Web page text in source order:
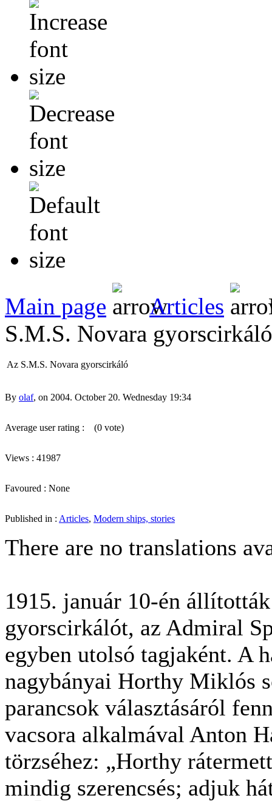
Main page Articles
S.M.S. Novara gyorscirkáló
Az S.M.S. Novara gyorscirkáló
By olaf, on 2004. October 20. Wednesday 19:34
Average user rating : (0 vote)
Views : 41987
Favoured : None
Published in : Articles, Modern ships, stories
There are no translations
1915. január 10-én
gyorscirkálót, az Admiral
egyben utolsó tagjaként. A
nagybányai Horthy Miklós
parancsok választásáról
vacsora alkalmával Anton
törzséhez: „Horthy
mindig szerencsés; adjuk